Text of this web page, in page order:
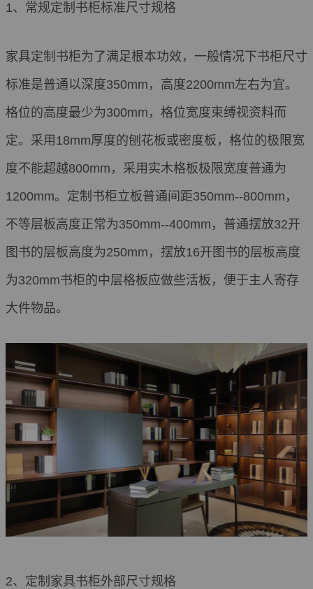
1、常规定制书柜标准尺寸规格
家具定制书柜为了满足根本功效，一般情况下书柜尺寸
标准是普通以深度350mm，高度2200mm左右为宜。
格位的高度最少为300mm，格位宽度束缚视资料而
定。采用18mm厚度的刨花板或密度板，格位的极限宽
度不能超越800mm，采用实木格板极限宽度普通为
1200mm。定制书柜立板普通间距350mm--800mm，
不等层板高度正常为350mm--400mm，普通摆放32开
图书的层板高度为250mm，摆放16开图书的层板高度
为320mm书柜的中层格板应做些活板，便于主人寄存
大件物品。
2、定制家具书柜外部尺寸规格